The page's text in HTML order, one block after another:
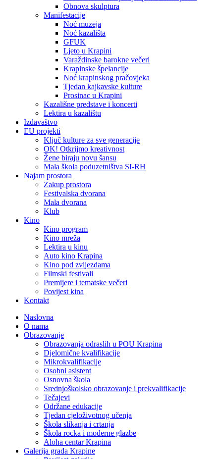
Obnova skulptura
Manifestacije
Noć muzeja
Noć kazališta
GFUK
Ljeto u Krapini
Varaždinske barokne večeri
Krapinske špelancije
Noć krapinskog pračovjeka
Tjedan kajkavske kulture
Prosinac u Krapini
Kazališne predstave i koncerti
Lektira u kazalištu
Izdavaštvo
EU projekti
Ključ kulture za sve generacije
OK! Otkrijmo kreativnost
Žene biraju novu šansu
Mala škola poduzetništva SI-RH
Najam prostora
Zakup prostora
Festivalska dvorana
Mala dvorana
Klub
Kino
Kino program
Kino mreža
Lektira u kinu
Auto kino Krapina
Kino pod zvijezdama
Filmski festivali
Premijere i tematske večeri
Povijest kina
Kontakt
Naslovna
O nama
Obrazovanje
Obrazovanja odraslih u POU Krapina
Djelomične kvalifikacije
Mikrokvalifikacije
Osobni asistent
Osnovna škola
Srednjoškolsko obrazovanje i prekvalifikacije
Tečajevi
Održane edukacije
Tjedan cjeloživotnog učenja
Škola slikanja i crtanja
Škola rocka i moderne glazbe
Aloha centar Krapina
Galerija grada Krapine